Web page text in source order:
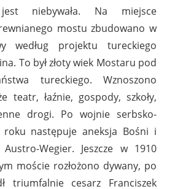
niebywała. Na miejsce
mostu zbudowano w
według projektu tureckiego
To był złoty wiek Mostaru pod
tureckiego. Wznoszono
teatr, łaźnie, gospody, szkoły,
drogi. Po wojnie serbsko-
następuje aneksja Bośni i
Wegier. Jeszcze w 1910
moście rozłożono dywany, po
triumfalnie cesarz Franciszek